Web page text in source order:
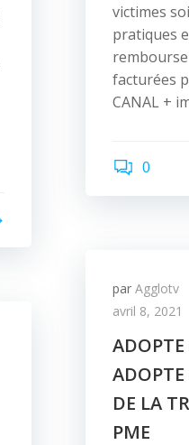
victimes
pratiques
facturées
CANAL +
0
par Agglotv
avril 8, 2021
ADOPTE
DE LA
PME